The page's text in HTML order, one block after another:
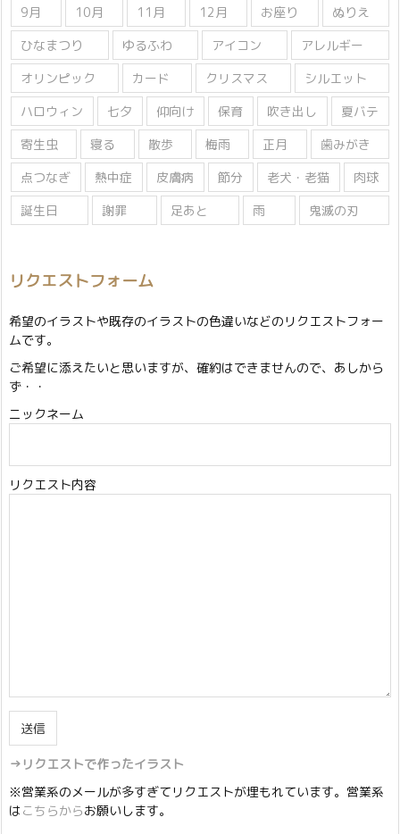
9月
10月 11月 12月 お座り
ぬりえ
ひなまつり
ゆるふわ アイコン
アレルギー
オリンピック
カード クリスマス
シルエット
ハロウィン
七夕 仰向け 保育 吹き出し
夏バテ
寄生虫
寝る 散歩 梅雨 正月
歯みがき
点つなぎ
熱中症 皮膚病 節分 老犬・老猫
肉球
誕生日
謝罪 足あと 雨 鬼滅の刃
リクエストフォーム
希望のイラストや既存のイラストの色違いなどのリクエストフォー
ムです。
ご希望に添えたいと思いますが、確約はできませんので、あしから
ず・・
ニックネーム
リクエスト内容
→リクエストで作ったイラスト
※営業系のメールが多すぎてリクエストが埋もれています。営業系
はこちらからお願いします。